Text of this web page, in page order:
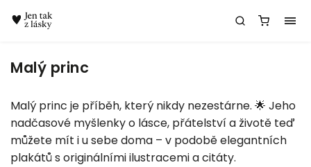
Malý princ
Malý princ je příběh, který nikdy nezestárne. 🌟 Jeho
nadčasové myšlenky o lásce, přátelství a životě teď
můžete mít i u sebe doma – v podobě elegantních
plakátů s originálními ilustracemi a citáty.